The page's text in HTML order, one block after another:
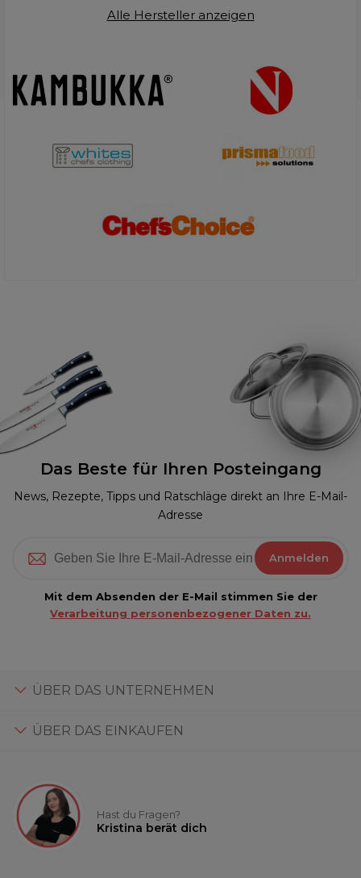
Alle Hersteller anzeigen
Das Beste für Ihren Posteingang
News, Rezepte, Tipps und Ratschläge direkt an Ihre E-Mail-
Adresse
Anmelden
Mit dem Absenden der E-Mail stimmen Sie der
Verarbeitung personenbezogener Daten zu.
ÜBER DAS UNTERNEHMEN
ÜBER DAS EINKAUFEN
Hast du Fragen?
Kristina berät dich